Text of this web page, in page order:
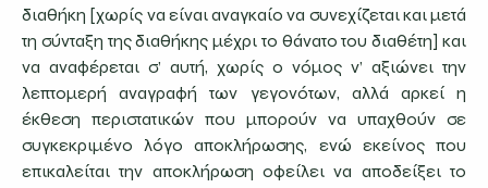
διαθήκη [χωρίς να είναι αναγκαίο να συνεχίζεται και μετά
τη σύνταξη της διαθήκης μέχρι το θάνατο του διαθέτη] και
να αναφέρεται σ’ αυτή, χωρίς ο νόμος ν’ αξιώνει την
λεπτομερή αναγραφή των γεγονότων, αλλά αρκεί η
έκθεση περιστατικών που μπορούν να υπαχθούν σε
συγκεκριμένο λόγο αποκλήρωσης, ενώ εκείνος που
επικαλείται την αποκλήρωση οφείλει να αποδείξει το